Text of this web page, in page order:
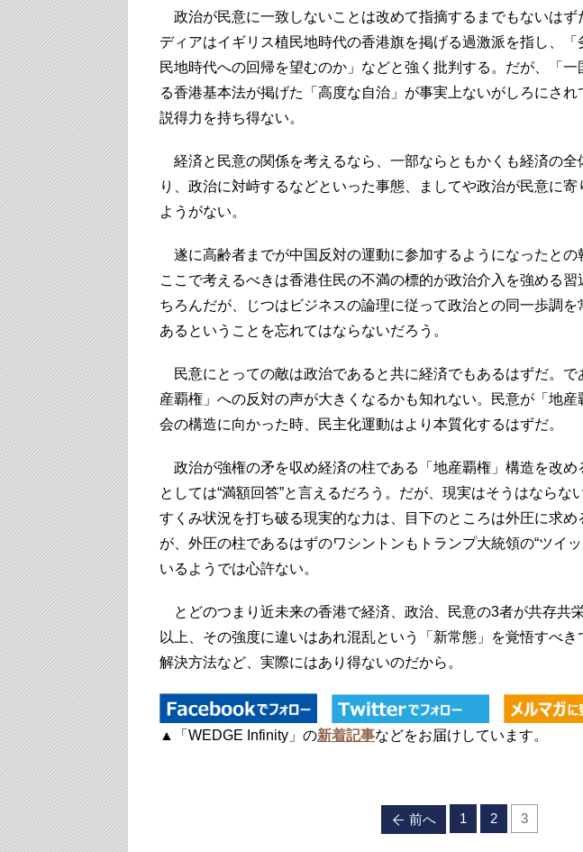
政治が民意に一致しないことは改めて指摘するまでもないはず
ディアはイギリス植民地時代の香港旗を掲げる過激派を指し、
民地時代への回帰を望むのか」などと強く批判する。だが、「
る香港基本法が掲げた「高度な自治」が事実上ないがしろにさ
説得力を持ち得ない。
経済と民意の関係を考えるなら、一部ならともかくも経済の全
り、政治に対峙するなどといった事態、ましてや政治が民意に
ようがない。
遂に高齢者までが中国反対の運動に参加するようになったとの
ここで考えるべきは香港住民の不満の標的が政治介入を強める習
ちろんだが、じつはビジネスの論理に従って政治との同一歩調を
あるということを忘れてはならないだろう。
民意にとっての敵は政治であると共に経済でもあるはずだ。で
産覇権」への反対の声が大きくなるかも知れない。民意が「地
会の構造に向かった時、民主化運動はより本質化するはずだ。
政治が強権の矛を収め経済の柱である「地産覇権」構造を改め
としては“満額回答”と言えるだろう。だが、現実はそうはならな
すくみ状況を打ち破る現実的な力は、目下のところは外圧に求
が、外圧の柱であるはずのワシントンもトランプ大統領の“ツイ
いるようでは心許ない。
とどのつまり近未来の香港で経済、政治、民意の3者が共存共
以上、その強度に違いはあれ混乱という「新常態」を覚悟すべ
解決方法など、実際にはあり得ないのだから。
▲「WEDGE Infinity」の新着記事などをお届けしています。
前へ 1 2 3